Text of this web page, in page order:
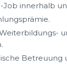
innerhalb